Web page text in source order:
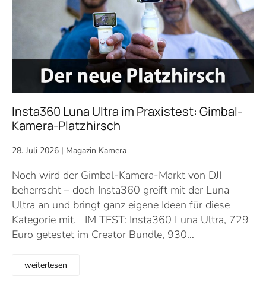
Insta360 Luna Ultra im Praxistest: Gimbal-
Kamera-Platzhirsch
28. Juli 2026 | Magazin Kamera
Noch wird der Gimbal-Kamera-Markt von DJI
beherrscht – doch Insta360 greift mit der Luna
Ultra an und bringt ganz eigene Ideen für diese
Kategorie mit. IM TEST: Insta360 Luna Ultra, 729
Euro getestet im Creator Bundle, 930…
weiterlesen